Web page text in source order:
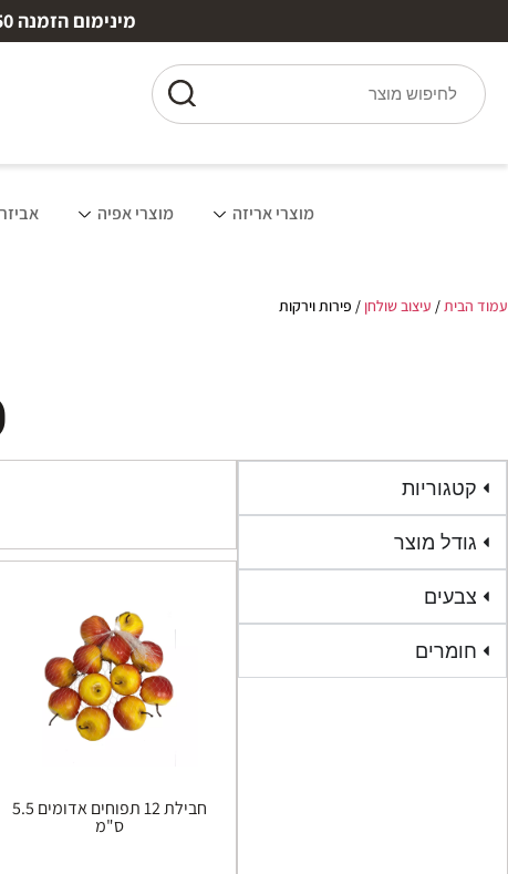
מינימום הזמנה ₪150 | משלוח חינם מעל ₪250 עד 7 ימי עסקים | 10% הנחה למצטרפים חדשים
מוצרי אריזה מוצרי אפיה
עמוד הבית/ עיצוב שולחן / פירות וירקות
קטגוריות
גודל מוצר
צבעים
חומרים
חבילת 12 תפוחים אדומים 5.5
ס"מ